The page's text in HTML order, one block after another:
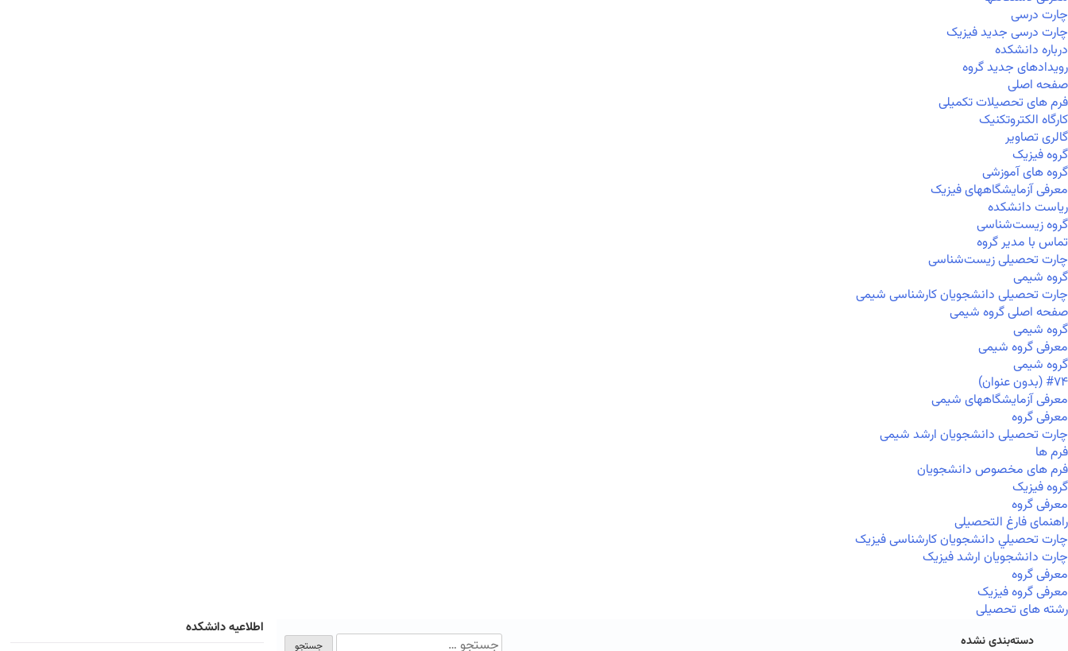
چارت درسی
چارت درسی جدید فیزیک
درباره دانشکده
رویدادهای جدید گروه
صفحه اصلی
فرم های تحصیلات تکمیلی
کارگاه الکتروتکنیک
گالری تصاویر
گروه فیزیک
گروه های آموزشی
معرفی آزمایشگاههای فیزیک
ریاست دانشکده
گروه زیست‌شناسی
تماس با مدیر گروه
چارت تحصیلی زیست‌شناسی
گروه شیمی
چارت تحصیلی دانشجویان کارشناسی شیمی
صفحه اصلی گروه شیمی
گروه شیمی
معرفی گروه شیمی
گروه شیمی
#۷۴ (بدون عنوان)
معرفی آزمایشگاههای شیمی
معرفی گروه
چارت تحصیلی دانشجویان ارشد شیمی
فرم ها
فرم های مخصوص دانشجویان
گروه فیزیک
معرفی گروه
راهنمای فارغ التحصیلی
چارت تحصيلي دانشجویان کارشناسی فیزیک
چارت دانشجویان ارشد فیزیک
معرفی گروه
معرفی گروه فیزیک
رشته های تحصیلی
دسته‌بندی نشده
اطلاعیه دانشکده